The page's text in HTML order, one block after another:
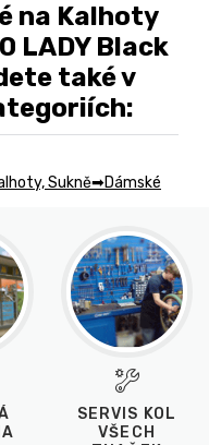
na Kalhoty
LADY Black
také v
Sukně Dámské
SERVIS KOL
VŠECH